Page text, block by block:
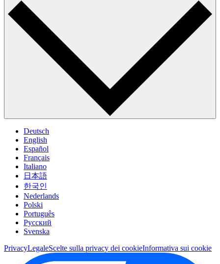
Deutsch
English
Español
Français
Italiano
日本語
한국인
Nederlands
Polski
Português
Pусский
Svenska
PrivacyLegaleScelte sulla privacy dei cookieInformativa sui cookie